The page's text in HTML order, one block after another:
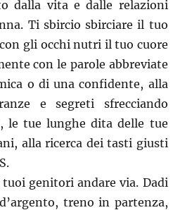
dalla vita e dalle relazioni
Ti sbircio sbirciare il tuo
gli occhi nutri il tuo cuore
con le parole abbreviate
o di una confidente, alla
e segreti sfrecciando
le tue lunghe dita delle tue
alla ricerca dei tasti giusti
tuoi genitori andare via. Dadi
treno in partenza,